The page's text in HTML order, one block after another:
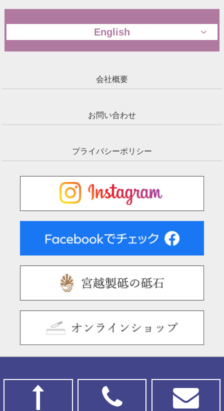
English
会社概要
お問い合わせ
プライバシーポリシー